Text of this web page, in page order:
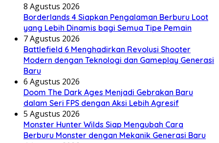
8 Agustus 2026
Borderlands 4 Siapkan Pengalaman Berburu Loot
yang Lebih Dinamis bagi Semua Tipe Pemain
7 Agustus 2026
Battlefield 6 Menghadirkan Revolusi Shooter
Modern dengan Teknologi dan Gameplay Generasi
Baru
6 Agustus 2026
Doom The Dark Ages Menjadi Gebrakan Baru
dalam Seri FPS dengan Aksi Lebih Agresif
5 Agustus 2026
Monster Hunter Wilds Siap Mengubah Cara
Berburu Monster dengan Mekanik Generasi Baru